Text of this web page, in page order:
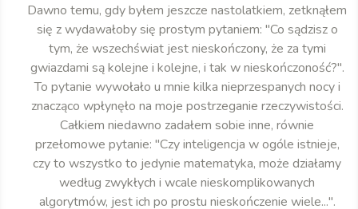
Dawno temu, gdy byłem jeszcze nastolatkiem, zetknąłem
się z wydawałoby się prostym pytaniem: "Co sądzisz o
tym, że wszechświat jest nieskończony, że za tymi
gwiazdami są kolejne i kolejne, i tak w nieskończoność?".
To pytanie wywołało u mnie kilka nieprzespanych nocy i
znacząco wpłynęło na moje postrzeganie rzeczywistości.
Całkiem niedawno zadałem sobie inne, równie
przełomowe pytanie: "Czy inteligencja w ogóle istnieje,
czy to wszystko to jedynie matematyka, może działamy
według zwykłych i wcale nieskomplikowanych
algorytmów, jest ich po prostu nieskończenie wiele...".